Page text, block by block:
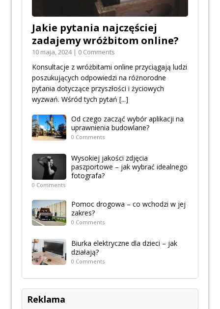
Jakie pytania najczęściej
zadajemy wróżbitom online?
10 maja, 2024 | 0 Comments
Konsultacje z wróżbitami online przyciągają ludzi
poszukujących odpowiedzi na różnorodne
pytania dotyczące przyszłości i życiowych
wyzwań. Wśród tych pytań [...]
Od czego zacząć wybór aplikacji na
uprawnienia budowlane?
0 Comments
Wysokiej jakości zdjęcia
paszportowe – jak wybrać idealnego
fotografa?
0 Comments
Pomoc drogowa – co wchodzi w jej
zakres?
0 Comments
Biurka elektryczne dla dzieci – jak
działają?
0 Comments
Reklama